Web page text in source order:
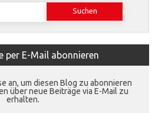
per E-Mail abonnieren
an, um diesen Blog zu abonnieren
über neue Beiträge via E-Mail zu
erhalten.